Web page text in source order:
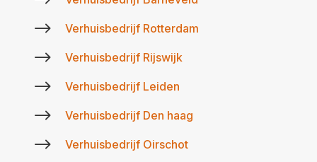
$ Verhuisbedrijf Rotterdam
$ Verhuisbedrijf Rijswijk
$ Verhuisbedrijf Leiden
$ Verhuisbedrijf Den haag
$ Verhuisbedrijf Oirschot